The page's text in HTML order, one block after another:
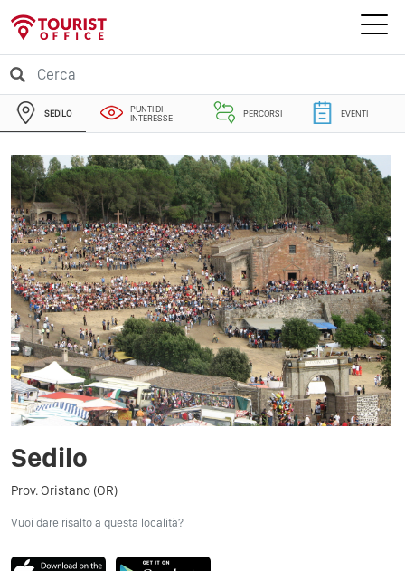
SEDILO
PUNTI DI
INTERESSE
PERCORSI EVENTI
Sedilo
Prov. Oristano (OR)
Vuoi dare risalto a questa località?